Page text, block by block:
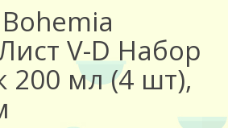
V-D Набор
200 мл (4 шт),